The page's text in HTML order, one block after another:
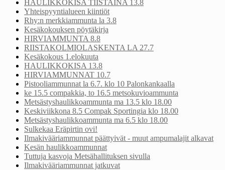
HAULIKKOKISA TIISTAINA 13.8
Yhteispyyntialueen kiintiöt
Rhy:n merkkiammunta la 3.8
Kesäkokouksen pöytäkirja
HIRVIAMMUNTA 8.8
RIISTAKOLMIOLASKENTA LA 27.7
Kesäkokous 1.elokuuta
HAULIKKOKISA 13.8
HIRVIAMMUNNAT 10.7
Pistooliammunnat la 6.7. klo 10 Palonkankaalla
ke 15.5 compakkia, to 16.5 metsokuvioammunta
Metsästyshaulikkoammunta ma 13.5 klo 18.00
Keskiviikkona 8.5 Compak Sportingia klo 18.00
Metsästyshaulikkoammunta ma 6.5 klo 18.00
Sulkekaa Eräpirtin ovi!
Ilmakivääriammunnat päättyivät - muut ampumalajit alkavat
Kesän haulikkoammunnat
Tuttuja kasvoja Metsähallituksen sivulla
Ilmakivääriammunnat jatkuvat